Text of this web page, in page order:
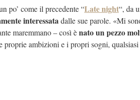
po’ come il precedente “Late night“, da
interessatadalle sue parole. «Mi
maremmano – così ènato un pezzo
proprie ambizioni e i propri sogni, qualsiasi
Scomparso da tre giorni.
avvistato a Roccastrada